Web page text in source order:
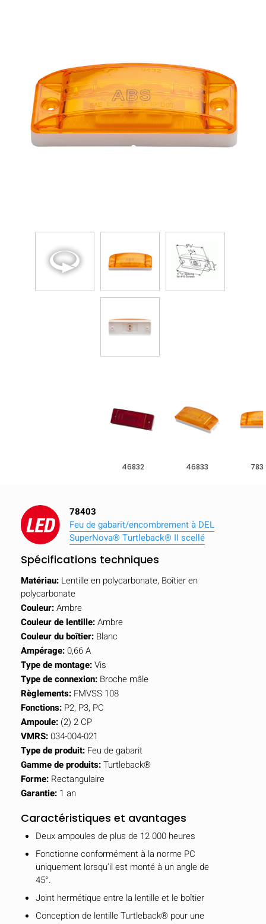
46832 46833
78403
Feu de gabarit/encombrement à DEL
SuperNova® Turtleback® II scellé
Spécifications techniques
Matériau: Lentille en polycarbonate, Boîtier en
polycarbonate
Couleur:Ambre
Couleur de lentille:Ambre
Couleur du boîtier: Blanc
Ampérage:0,66 A
Type de montage:Vis
Type de connexion: Broche mâle
Règlements: FMVSS 108
Fonctions: P2, P3, PC
Ampoule: (2) 2 CP
VMRS:034-004-021
Type de produit: Feu de gabarit
Gamme de produits:Turtleback®
Forme: Rectangulaire
Garantie: 1 an
Caractéristiques et avantages
Deux ampoules de plus de 12 000 heures
Fonctionne conformément à la norme PC
uniquement lorsqu'il est monté à un angle de
45°.
Joint hermétique entre la lentille et le boîtier
Conception de lentille Turtleback® pour une